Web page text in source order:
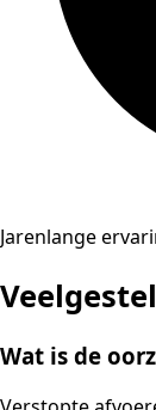
Jarenlange
Wat is de